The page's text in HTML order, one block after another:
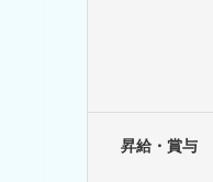
昇給・賞与